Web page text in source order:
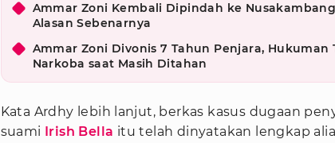
Ammar Zoni Kembali Dipindah ke
Alasan Sebenarnya
Ammar Zoni Divonis 7 Tahun Penjara, Hukuman
Narkoba saat Masih Ditahan
Kata Ardhy lebih lanjut, berkas kasus dugaan
suami
Irish Bella itu telah dinyatakan lengkap